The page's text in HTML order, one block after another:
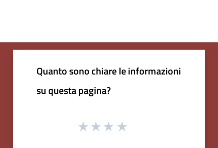
Quanto sono chiare le informazioni
su questa pagina?